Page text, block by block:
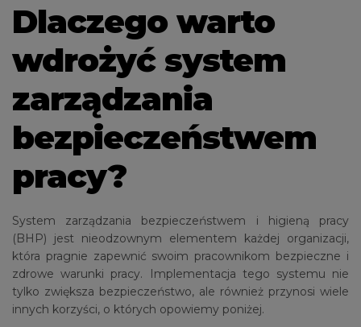
Dlaczego warto
wdrożyć system
zarządzania
bezpieczeństwem
pracy?
System zarządzania bezpieczeństwem i higieną pracy
(BHP) jest nieodzownym elementem każdej organizacji,
która pragnie zapewnić swoim pracownikom bezpieczne i
zdrowe warunki pracy. Implementacja tego systemu nie
tylko zwiększa bezpieczeństwo, ale również przynosi wiele
innych korzyści, o których opowiemy poniżej.